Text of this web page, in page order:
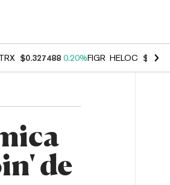
$0.327488 0.20%FIGR_HELOC $1.023
de